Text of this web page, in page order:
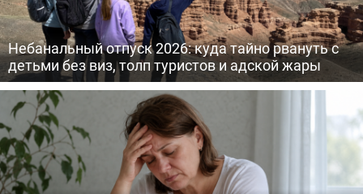
Небанальный отпуск 2026: куда тайно рвануть с
детьми без виз, толп туристов и адской жары